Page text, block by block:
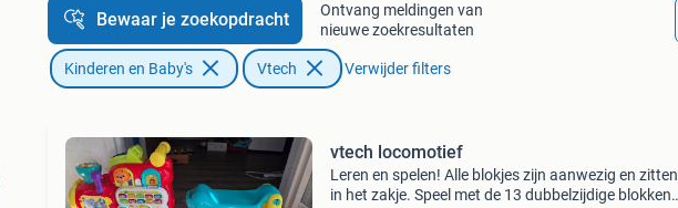
Bewaar je zoekopdracht
Ontvang meldingen van
nieuwe zoekresultaten
Kinderen en Baby's Vtech Verwijder filters
vtech locomotief
Leren en spelen! Alle blokjes zijn aanwezig en zitten
in het zakje. Speel met de 13 dubbelzijdige blokken,